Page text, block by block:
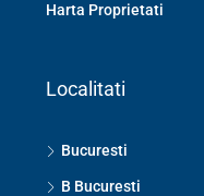
Harta Proprietati
Localitati
Bucuresti
B Bucuresti